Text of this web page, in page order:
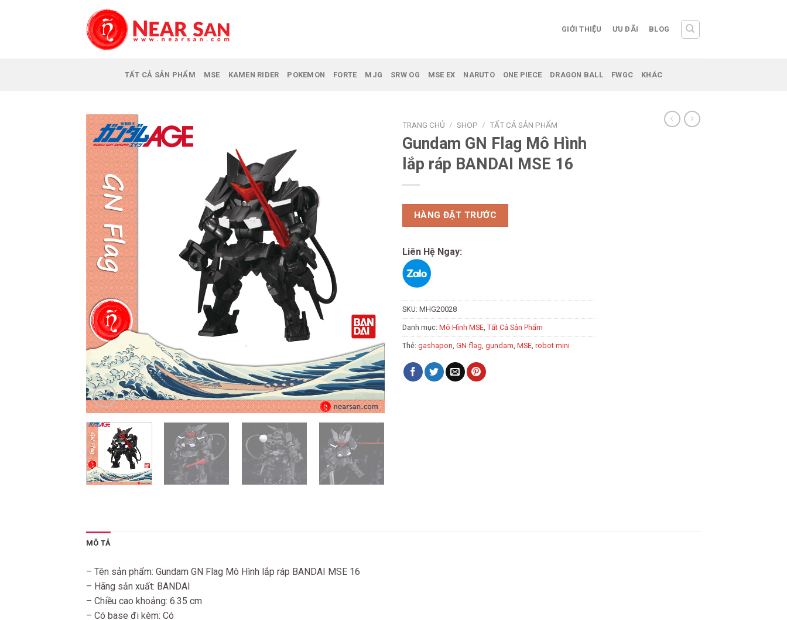
GIỚI THIỆU ƯU ĐÃI BLOG
TẤT CẢ SẢN PHẨM MSE KAMEN RIDER POKEMON FORTE MJG SRW OG MSE EX NARUTO ONE PIECE DRAGON BALL FWGC KHÁC
TRANG CHỦ / SHOP / TẤT CẢ SẢN PHẨM
Gundam GN Flag Mô Hình
lắp ráp BANDAI MSE 16
HÀNG ĐẶT TRƯỚC
Liên Hệ Ngay:
SKU: MHG20028
Danh mục: Mô Hình MSE, Tất Cả Sản Phẩm
Thẻ: gashapon, GN flag, gundam, MSE, robot mini
MÔ TẢ
– Tên sản phẩm: Gundam GN Flag Mô Hình lắp ráp BANDAI MSE 16
– Hãng sản xuất: BANDAI
– Chiều cao khoảng: 6.35 cm
– Có base đi kèm: Có